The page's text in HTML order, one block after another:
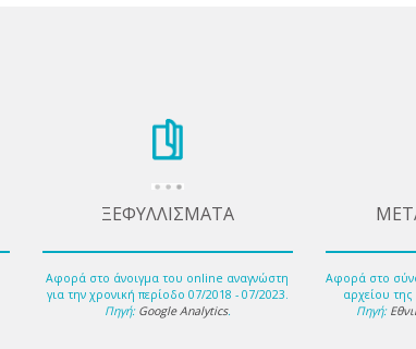
ΞΕΦΥΛΛΙΣΜΑΤΑ
Αφορά στο άνοιγμα του online αναγνώστη
για την χρονική περίοδο 07/2018 - 07/2023.
Πηγή: Google Analytics.
Αφορά στο
αρχείου
Πηγή: